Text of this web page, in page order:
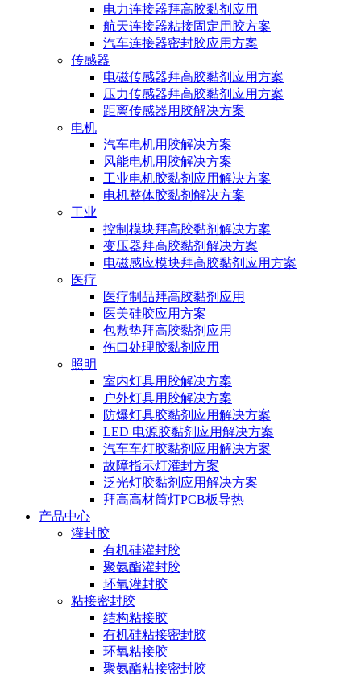
电力连接器拜高胶黏剂应用
航天连接器粘接固定用胶方案
汽车连接器密封胶应用方案
传感器
电磁传感器拜高胶黏剂应用方案
压力传感器拜高胶黏剂应用方案
距离传感器用胶解决方案
电机
汽车电机用胶解决方案
风能电机用胶解决方案
工业电机胶黏剂应用解决方案
电机整体胶黏剂解决方案
工业
控制模块拜高胶黏剂解决方案
变压器拜高胶黏剂解决方案
电磁感应模块拜高胶黏剂应用方案
医疗
医疗制品拜高胶黏剂应用
医美硅胶应用方案
包敷垫拜高胶黏剂应用
伤口处理胶黏剂应用
照明
室内灯具用胶解决方案
户外灯具用胶解决方案
防爆灯具胶黏剂应用解决方案
LED 电源胶黏剂应用解决方案
汽车车灯胶黏剂应用解决方案
故障指示灯灌封方案
泛光灯胶黏剂应用解决方案
拜高高材筒灯PCB板导热
产品中心
灌封胶
有机硅灌封胶
聚氨酯灌封胶
环氧灌封胶
粘接密封胶
结构粘接胶
有机硅粘接密封胶
环氧粘接胶
聚氨酯粘接密封胶